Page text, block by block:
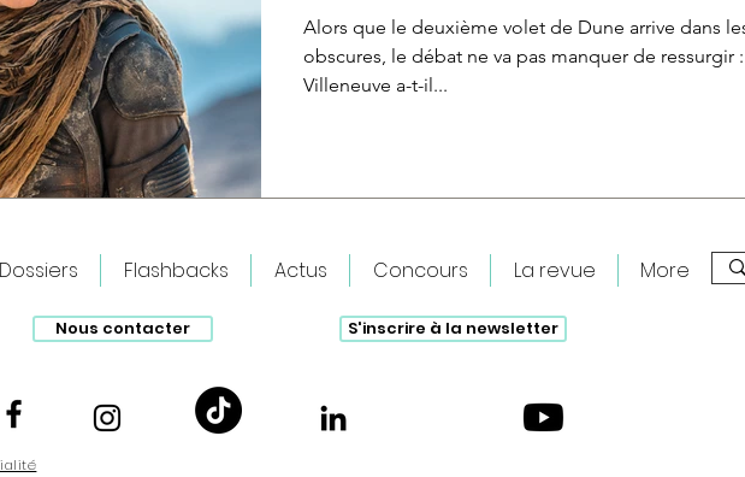
Alors que le deuxième volet de Dune arrive dans
obscures, le débat ne va pas manquer de ressurgir
Villeneuve a-t-il...
Dossiers Flashbacks Actus Concours La revue More
Nous contacter S'inscrire à la newsletter